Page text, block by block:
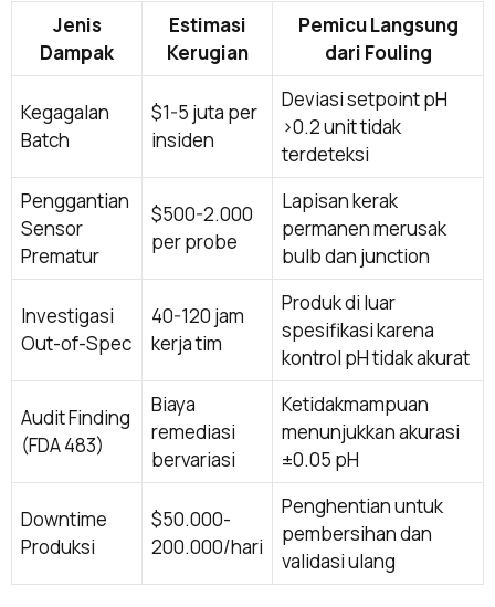
Jenis
Dampak
Estimasi
Kerugian
Pemicu Langsung
dari Fouling
Kegagalan
Batch
$1-5 juta per
insiden
Deviasi setpoint pH
>0.2 unit tidak
terdeteksi
Penggantian
Sensor
Prematur
$500-2.000
per probe
Lapisan kerak
permanen merusak
bulb dan junction
Investigasi
Out-of-Spec
40-120 jam
kerja tim
Produk di luar
spesifikasi karena
kontrol pH tidak akurat
Audit Finding
(FDA 483)
Biaya
remediasi
bervariasi
Ketidakmampuan
menunjukkan akurasi
±0.05 pH
Downtime
Produksi
$50.000-
200.000/hari
Penghentian untuk
pembersihan dan
validasi ulang